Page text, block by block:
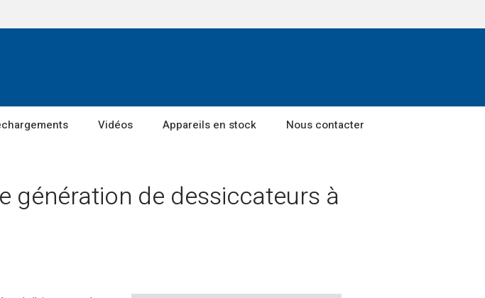
Vidéos Appareils en stock Nous contacter
génération de dessiccateurs à